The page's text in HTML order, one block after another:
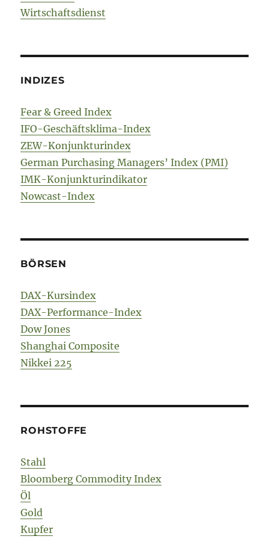
Wirtschaftsdienst
INDIZES
Fear & Greed Index
IFO-Geschäftsklima-Index
ZEW-Konjunkturindex
German Purchasing Managers’ Index (PMI)
IMK-Konjunkturindikator
Nowcast-Index
BÖRSEN
DAX-Kursindex
DAX-Performance-Index
Dow Jones
Shanghai Composite
Nikkei 225
ROHSTOFFE
Stahl
Bloomberg Commodity Index
Öl
Gold
Kupfer